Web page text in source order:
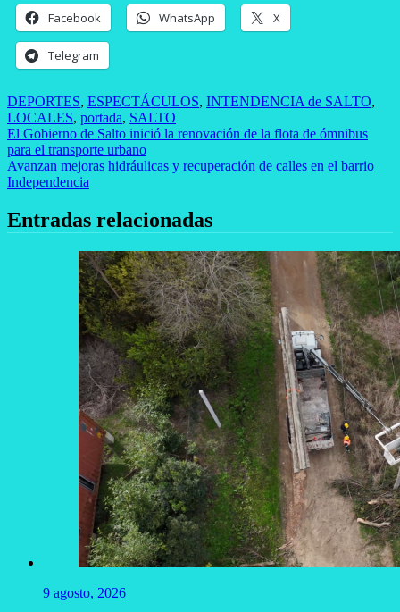
Facebook WhatsApp X
Telegram
DEPORTES, ESPECTÁCULOS, INTENDENCIA de SALTO,
LOCALES, portada, SALTO
Navegación
de
entradas
El Gobierno de Salto inició la renovación de la flota de ómnibus
para el transporte urbano
Avanzan mejoras hidráulicas y recuperación de calles en el barrio
Independencia
Entradas relacionadas
9 agosto, 2026